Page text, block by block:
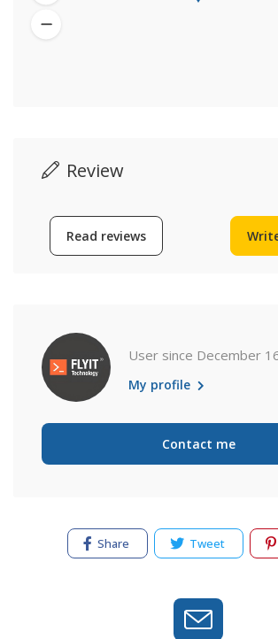
Review
Read reviews
User since December
My profile
Contact me
Share Tweet